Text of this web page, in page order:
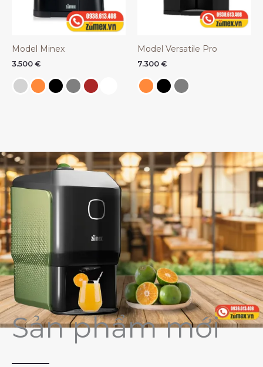
Model Minex
3.500 €
Model Versatile Pro
7.300 €
Sản phẩm mới